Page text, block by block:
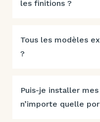
les finitions ?
Tous les modèles
?
Puis-je installer
n’importe quelle